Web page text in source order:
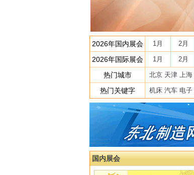
2026年国内展会 1月 2月
2026年国际展会 1月 2月
热门城市 北京 天津 上海
热门关键字 机床 汽车 电子
国内展会